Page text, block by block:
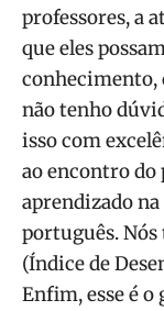
professores, a
que eles
conhecimento,
não tenho
isso com
ao encontro do
aprendizado
português. Nós
(Índice de
Enfim, esse é